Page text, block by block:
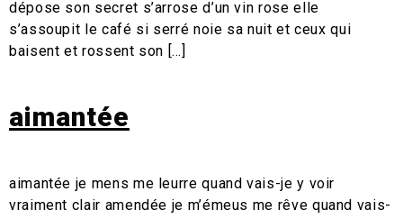
dépose son secret s’arrose d’un vin rose elle
s’assoupit le café si serré noie sa nuit et ceux qui
baisent et rossent son […]
aimantée
aimantée je mens me leurre quand vais-je y voir
vraiment clair amendée je m’émeus me rêve quand vais-